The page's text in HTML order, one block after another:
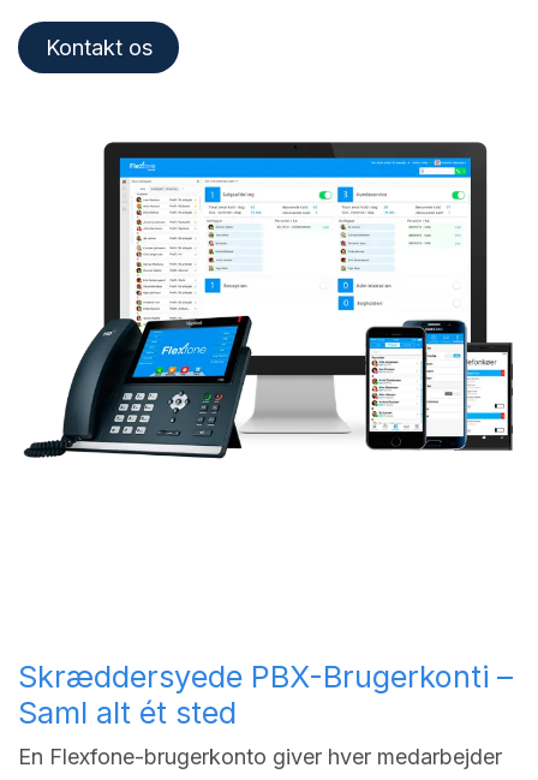
Kontakt os​
Skræddersyede PBX-Brugerkonti –
Saml alt ét sted
En Flexfone-brugerkonto giver hver medarbejder